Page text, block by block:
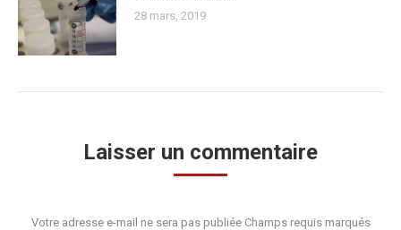
28 mars, 2019
Laisser un commentaire
Votre adresse e-mail ne sera pas publiée Champs requis marqués